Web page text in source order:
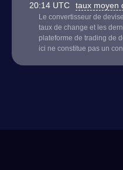
20:14 UTC taux moyen
Le convertisseur de
taux de change et les
plateforme de trading de
ici ne constitue pas un